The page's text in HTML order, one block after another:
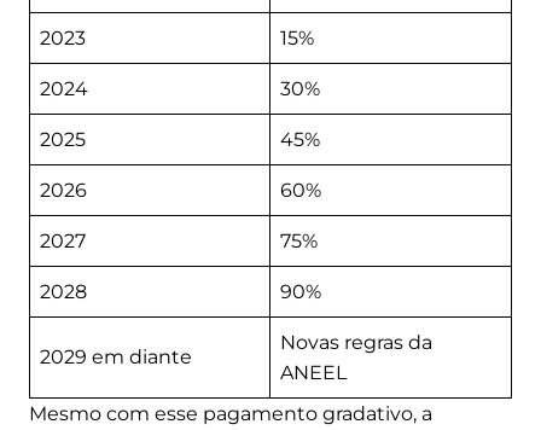
2023 15%
2024 30%
2025 45%
2026 60%
2027 75%
2028 90%
2029 em diante
Novas regras da
ANEEL
Mesmo com esse pagamento gradativo, a